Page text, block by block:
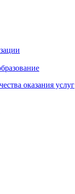
оказания услуг